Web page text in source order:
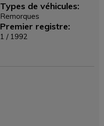
Types de véhicules:
Remorques
Premier registre:
1 / 1992